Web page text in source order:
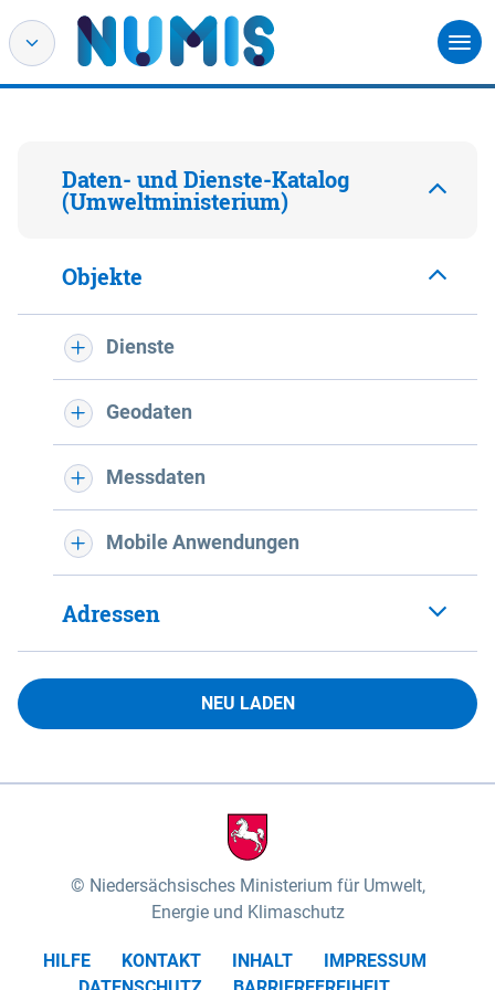
Daten- und Dienste-Katalog
(Umweltministerium)
Objekte
Dienste
Geodaten
Messdaten
Mobile Anwendungen
Adressen
NEU LADEN
Niedersächsisches Ministerium für Umwelt,
Energie und Klimaschutz
HILFE KONTAKT INHALT
IMPRESSUM